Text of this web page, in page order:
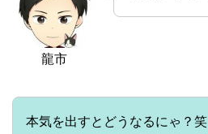
龍市
本気を出すとどうなるにゃ？笑